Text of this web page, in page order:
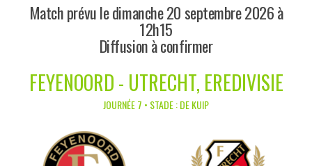
Match prévu le dimanche 20 septembre 2026 à
12h15
Diffusion à confirmer
FEYENOORD - UTRECHT, EREDIVISIE
JOURNÉE 7 • STADE : DE KUIP